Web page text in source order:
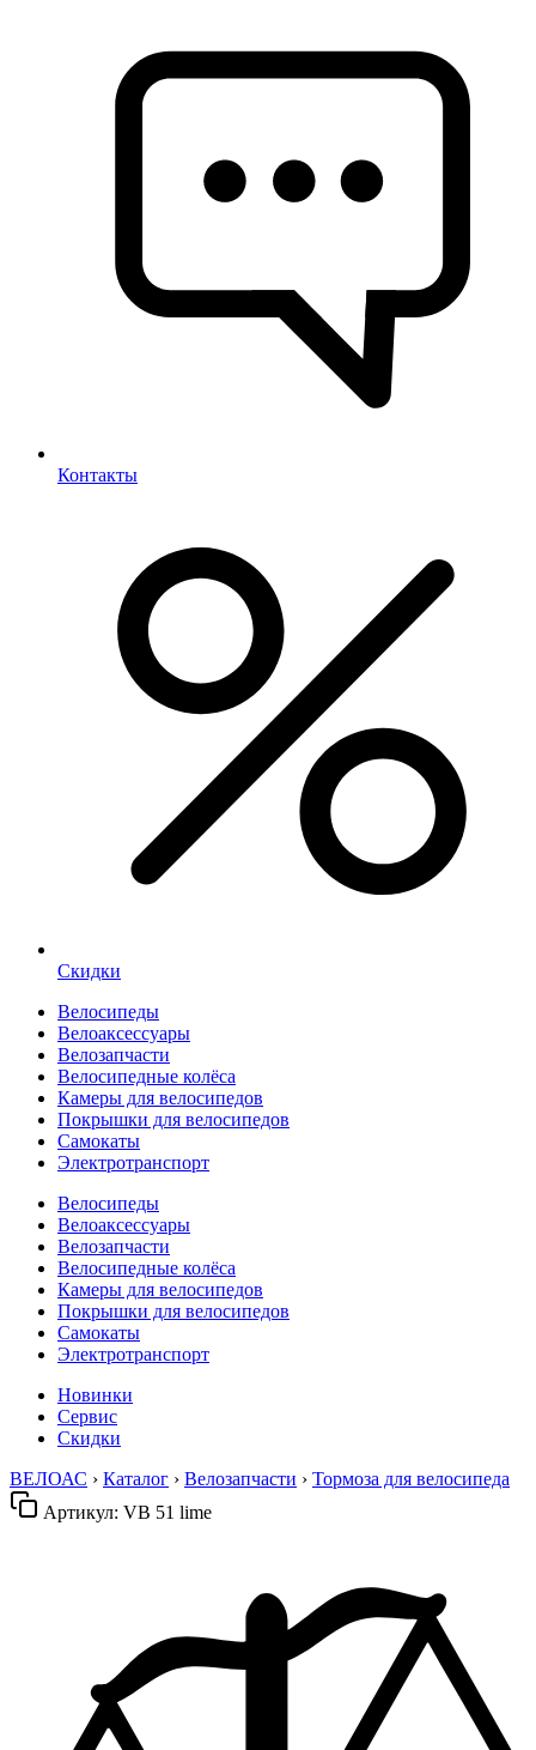
Контакты
Скидки
Велосипеды
Велоаксессуары
Велозапчасти
Велосипедные колёса
Камеры для велосипедов
Покрышки для велосипедов
Самокаты
Электротранспорт
Велосипеды
Велоаксессуары
Велозапчасти
Велосипедные колёса
Камеры для велосипедов
Покрышки для велосипедов
Самокаты
Электротранспорт
Новинки
Сервис
Скидки
ВЕЛОАС › Каталог › Велозапчасти › Тормоза для велосипеда
Артикул: VB 51 lime